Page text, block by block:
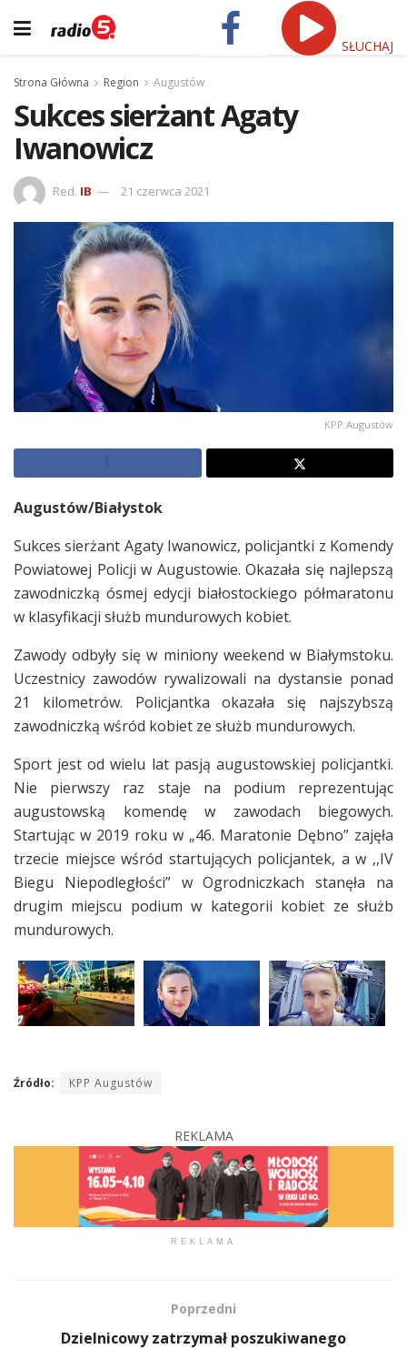
SŁUCHAJ
Strona Główna Region Augustów
Sukces sierżant Agaty
Iwanowicz
Red. IB 21 czerwca 2021
KPP Augustów
Augustów/Białystok
Sukces sierżant Agaty Iwanowicz, policjantki z Komendy
Powiatowej Policji w Augustowie. Okazała się najlepszą
zawodniczką ósmej edycji białostockiego półmaratonu
w klasyfikacji służb mundurowych kobiet.
Zawody odbyły się w miniony weekend w Białymstoku.
Uczestnicy zawodów rywalizowali na dystansie ponad
21 kilometrów. Policjantka okazała się najszybszą
zawodniczką wśród kobiet ze służb mundurowych.
Sport jest od wielu lat pasją augustowskiej policjantki.
Nie pierwszy raz staje na podium reprezentując
augustowską komendę w zawodach biegowych.
Startując w 2019 roku w „46. Maratonie Dębno” zajęła
trzecie miejsce wśród startujących policjantek, a w ,,IV
Biegu Niepodległości” w Ogrodniczkach stanęła na
drugim miejscu podium w kategorii kobiet ze służb
mundurowych.
Źródło: KPP Augustów
REKLAMA
REKLAMA
Poprzedni
Dzielnicowy zatrzymał poszukiwanego